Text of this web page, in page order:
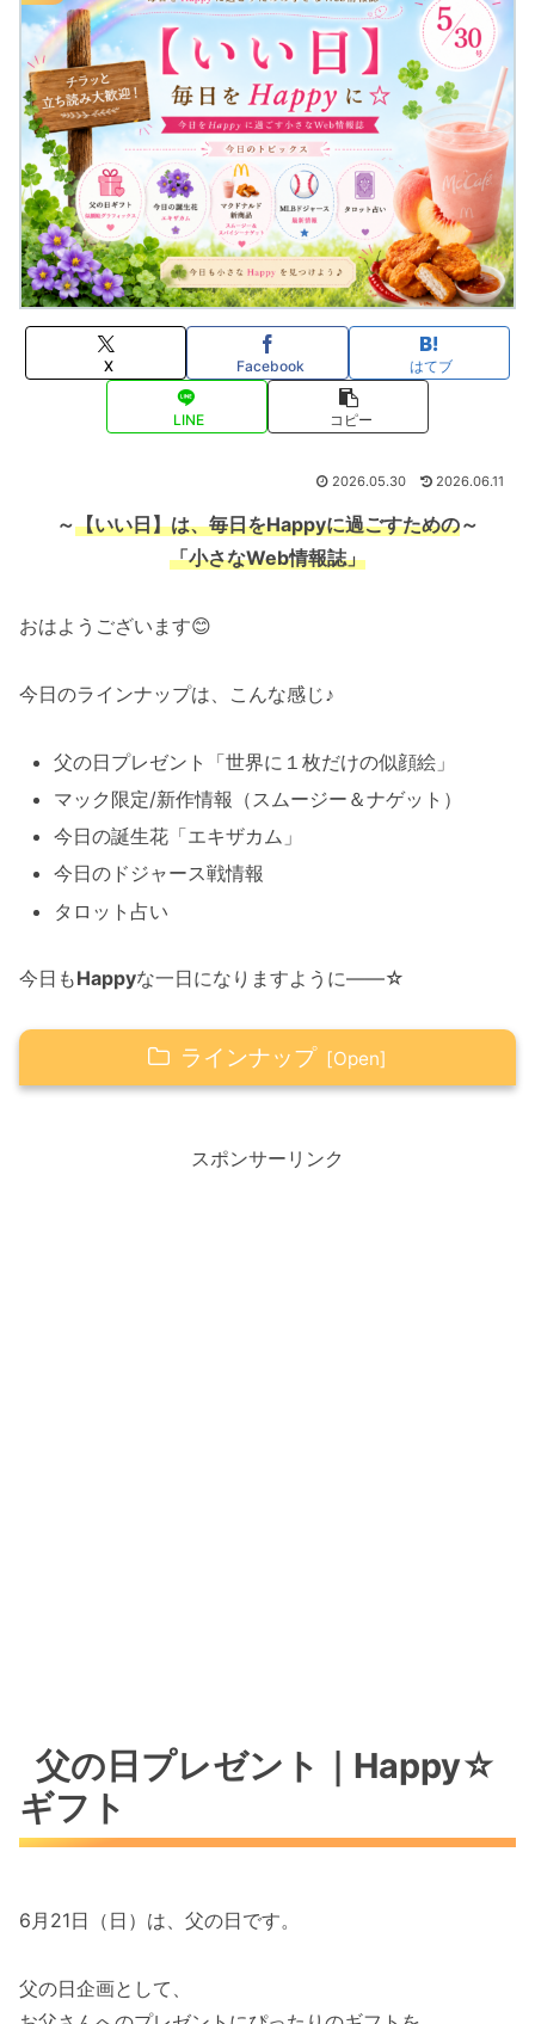
X Facebook はてブ
LINE コピー
2026.05.30 2026.06.11
～【いい日】は、毎日をHappyに過ごすための～
「小さなWeb情報誌」
おはようございます😊
今日のラインナップは、こんな感じ♪
父の日プレゼント「世界に１枚だけの似顔絵」
マック限定/新作情報（スムージー＆ナゲット）
今日の誕生花「エキザカム」
今日のドジャース戦情報
タロット占い
今日もHappyな一日になりますように――☆
ラインナップ
似顔絵グラフィックス
タロットカードからのメッセージ
☆編集後記☆
編集長（yu-me☆）のひとこと
感謝＆ありがとう＆笑顔のループ
スポンサーリンク
父の日プレゼント｜Happy☆
ギフト
6月21日（日）は、父の日です。
父の日企画として、